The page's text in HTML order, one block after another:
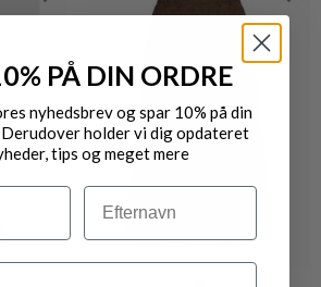
PÅ DIN ORDRE
nyhedsbrev og spar 10% på din
holder vi dig opdateret
tips og meget mere
Efternavn